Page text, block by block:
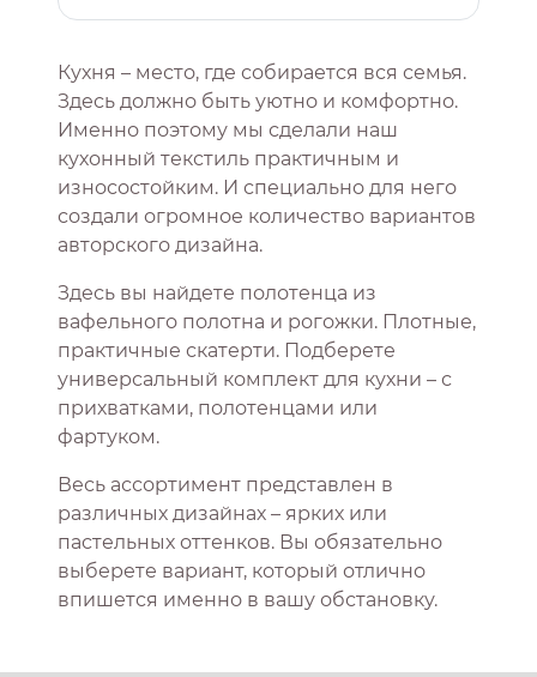
Кухня – место, где собирается вся семья.
Здесь должно быть уютно и комфортно.
Именно поэтому мы сделали наш
кухонный текстиль практичным и
износостойким. И специально для него
создали огромное количество вариантов
авторского дизайна.
Здесь вы найдете полотенца из
вафельного полотна и рогожки. Плотные,
практичные скатерти. Подберете
универсальный комплект для кухни – с
прихватками, полотенцами или
фартуком.
Весь ассортимент представлен в
различных дизайнах – ярких или
пастельных оттенков. Вы обязательно
выберете вариант, который отлично
впишется именно в вашу обстановку.